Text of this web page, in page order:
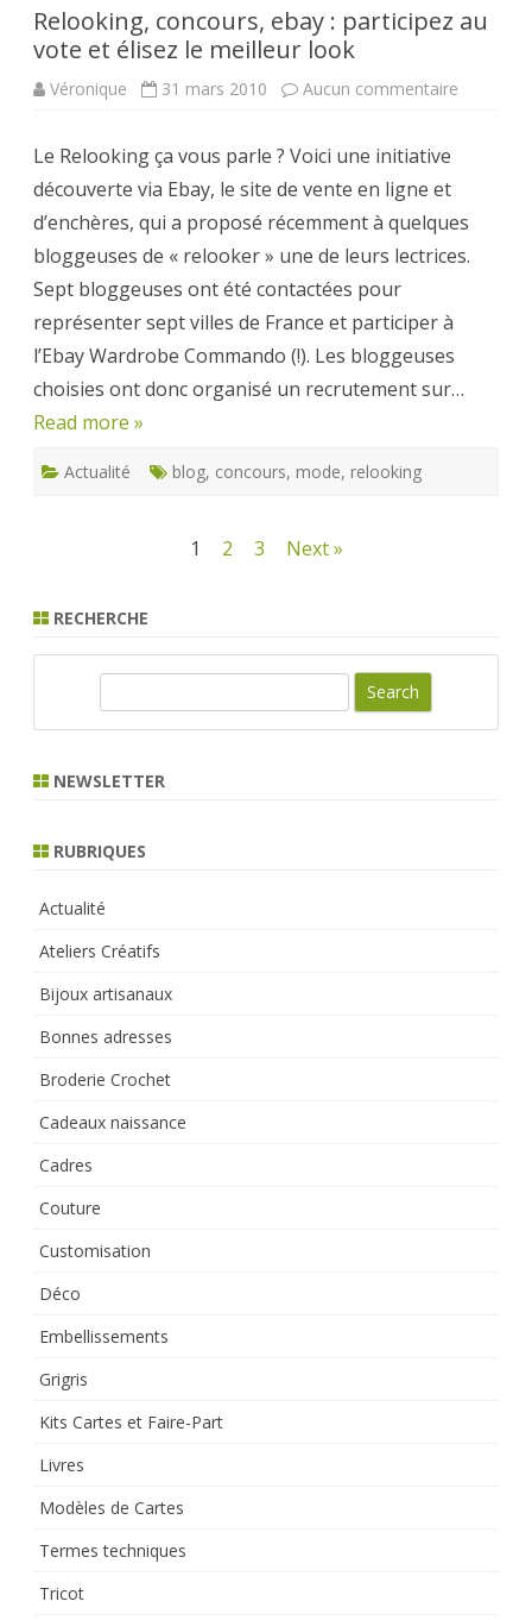
Relooking, concours, ebay : participez au
vote et élisez le meilleur look
Véronique 31 mars 2010 Aucun commentaire
et
le
Le Relooking ça vous parle ? Voici une initiative
découverte via Ebay, le site de vente en ligne et
d’enchères, qui a proposé récemment à quelques
bloggeuses de « relooker » une de leurs lectrices.
Sept bloggeuses ont été contactées pour
représenter sept villes de France et participer à
l’Ebay Wardrobe Commando (!). Les bloggeuses
choisies ont donc organisé un recrutement sur…
Read more »
Actualité blog, concours, mode, relooking
publications
1 2 3 Next »
RECHERCHE
r
NEWSLETTER
RUBRIQUES
Actualité
Ateliers Créatifs
Bijoux artisanaux
Bonnes adresses
Broderie Crochet
Cadeaux naissance
Cadres
Couture
Customisation
Déco
Embellissements
Grigris
Kits Cartes et Faire-Part
Livres
Modèles de Cartes
Termes techniques
Tricot